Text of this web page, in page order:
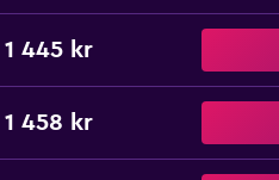
1 445 kr
1 458 kr